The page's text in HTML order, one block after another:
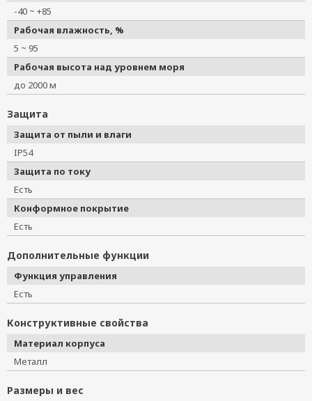
-40 ~ +85
Рабочая влажность, %
5 ~ 95
Рабочая высота над уровнем моря
до 2000 м
Защита
Защита от пыли и влаги
IP54
Защита по току
Есть
Конформное покрытие
Есть
Дополнительные функции
Функция управления
Есть
Конструктивные свойства
Материал корпуса
Металл
Размеры и вес